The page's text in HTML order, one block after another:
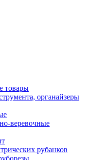
товары
органайзеры
веревочные
рубанков